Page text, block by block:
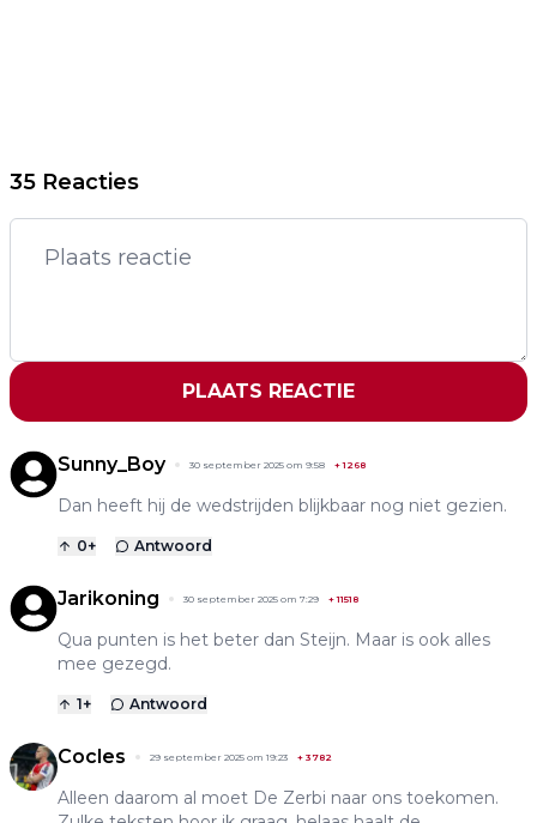
35 Reacties
PLAATS REACTIE
Sunny_Boy 30 september 2025 om 9:58 +1268
Dan heeft hij de wedstrijden blijkbaar nog niet gezien.
0+ Antwoord
Jarikoning 30 september 2025 om 7:29 +11518
Qua punten is het beter dan Steijn. Maar is ook alles
mee gezegd.
1+ Antwoord
Cocles 29 september 2025 om 19:23 + 3782
Alleen daarom al moet De Zerbi naar ons toekomen.